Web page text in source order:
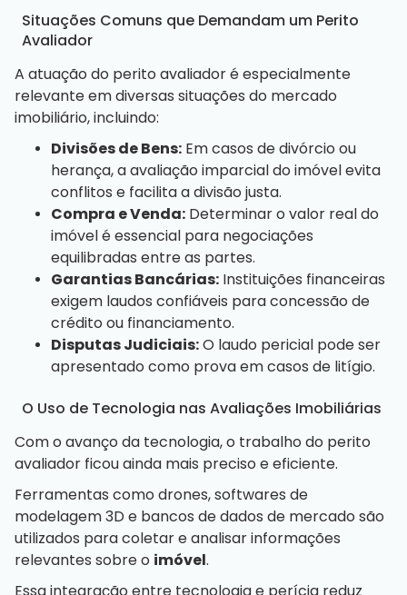
Situações Comuns que Demandam um Perito
Avaliador
A atuação do perito avaliador é especialmente
relevante em diversas situações do mercado
imobiliário, incluindo:
Divisões de Bens: Em casos de divórcio ou
herança, a avaliação imparcial do imóvel evita
conflitos e facilita a divisão justa.
Compra e Venda: Determinar o valor real do
imóvel é essencial para negociações
equilibradas entre as partes.
Garantias Bancárias: Instituições financeiras
exigem laudos confiáveis para concessão de
crédito ou financiamento.
Disputas Judiciais:O laudo pericial pode ser
apresentado como prova em casos de litígio.
O Uso de Tecnologia nas Avaliações Imobiliárias
Com o avanço da tecnologia, o trabalho do perito
avaliador ficou ainda mais preciso e eficiente.
Ferramentas como drones, softwares de
modelagem 3D e bancos de dados de mercado são
utilizados para coletar e analisar informações
relevantes sobre o imóvel.